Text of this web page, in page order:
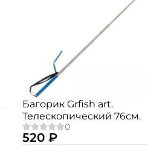
Багорик Grfish art.
Телескопический 76см.
520 ₽